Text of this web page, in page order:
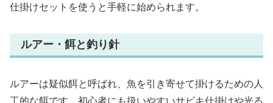
仕掛けセットを使うと手軽に始められます。
ルアー・餌と釣り針
ルアーは疑似餌と呼ばれ、魚を引き寄せて掛けるための人